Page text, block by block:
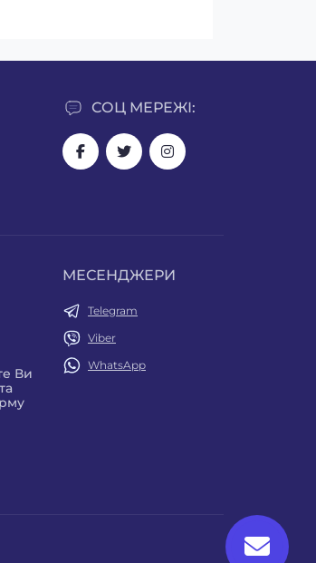
СОЦ МЕРЕЖІ:
Ви
МЕСЕНДЖЕРИ
Telegram
Viber
WhatsApp